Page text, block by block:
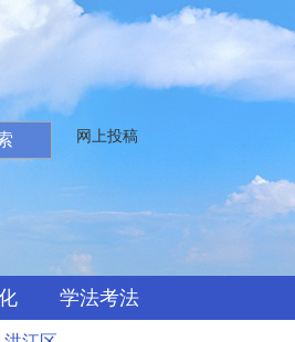
网上投稿
学法考法